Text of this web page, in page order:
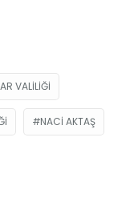
VALILIĞI
NACI AKTAŞ